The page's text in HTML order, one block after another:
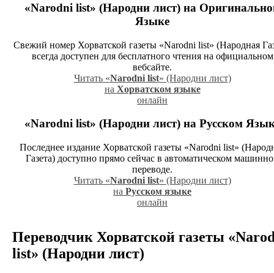
«Narodni list» (Народни лист)на
Языке
Свежий номер Хорватской газеты «Narodni list» (Народная
всегда доступен для бесплатного чтения на официальном
вебсайте.
Читать «Narodni list» (Народни лист)
на Хорватском языке
онлайн
«Narodni list» (Народни лист) на Русском
Последнее издание Хорватской газеты «Narodni list»
Газета) доступно прямо сейчас в автоматическом
переводе.
Читать «Narodni list» (Народни лист)
на Русском языке
онлайн
Переводчик Хорватской газеты
list» (Народни лист)